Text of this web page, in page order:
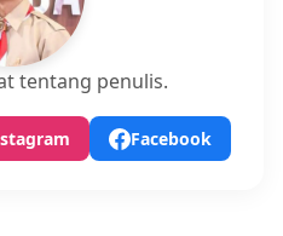
tentang penulis.
Facebook